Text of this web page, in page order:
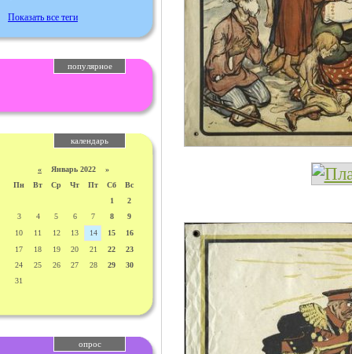
Показать все теги
популярное
календарь
« Январь 2022 »
Пн
Вт Ср Чт Пт Сб
Вс
1
2
3
4 5 6 7 8
9
10
11 12 13 14 15
16
17
18 19 20 21 22
23
24
25 26 27 28 29
30
31
опрос